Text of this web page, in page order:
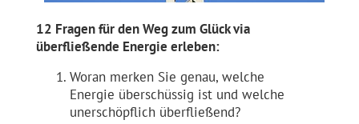
12 Fragen für den Weg zum Glück via
überfließende Energie erleben:
Woran merken Sie genau, welche
Energie überschüssig ist und welche
unerschöpflich überfließend?